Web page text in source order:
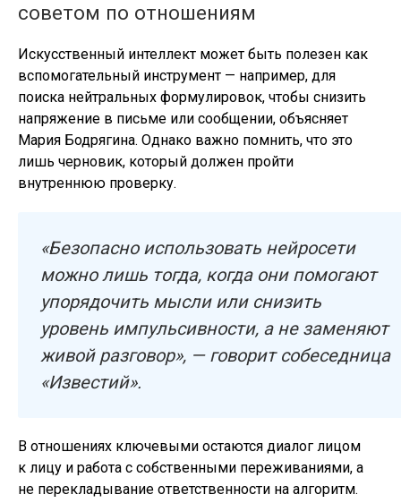
советом по отношениям
Искусственный интеллект может быть полезен как
вспомогательный инструмент — например, для
поиска нейтральных формулировок, чтобы снизить
напряжение в письме или сообщении, объясняет
Мария Бодрягина. Однако важно помнить, что это
лишь черновик, который должен пройти
внутреннюю проверку.
«Безопасно использовать нейросети
можно лишь тогда, когда они помогают
упорядочить мысли или снизить
уровень импульсивности, а не заменяют
живой разговор», — говорит собеседница
«Известий».
В отношениях ключевыми остаются диалог лицом
к лицу и работа с собственными переживаниями, а
не перекладывание ответственности на алгоритм.